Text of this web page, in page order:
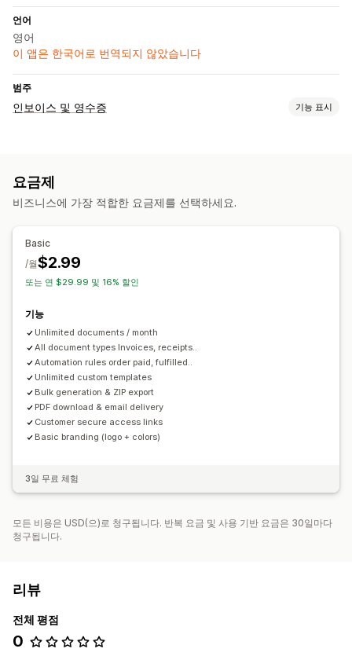
언어
영어
이 앱은 한국어로 번역되지 않았습니다
범주
인보이스 및 영수증 기능 표시
배송 노트
파일 관리
대량 다운로드
이메일 자동화
요금제
비즈니스에 가장 적합한 요금제를 선택하세요.
Basic
$2.99
/월
또는 연 $29.99 및 16% 할인
기능
Unlimited documents / month
All document types Invoices, receipts..
Automation rules order paid, fulfilled..
Unlimited custom templates
Bulk generation & ZIP export
PDF download & email delivery
Customer secure access links
Basic branding (logo + colors)
3일 무료 체험
모든 비용은 USD(으)로 청구됩니다. 반복 요금 및 사용 기반 요금은 30일마다
청구됩니다.
리뷰
전체 평점
0